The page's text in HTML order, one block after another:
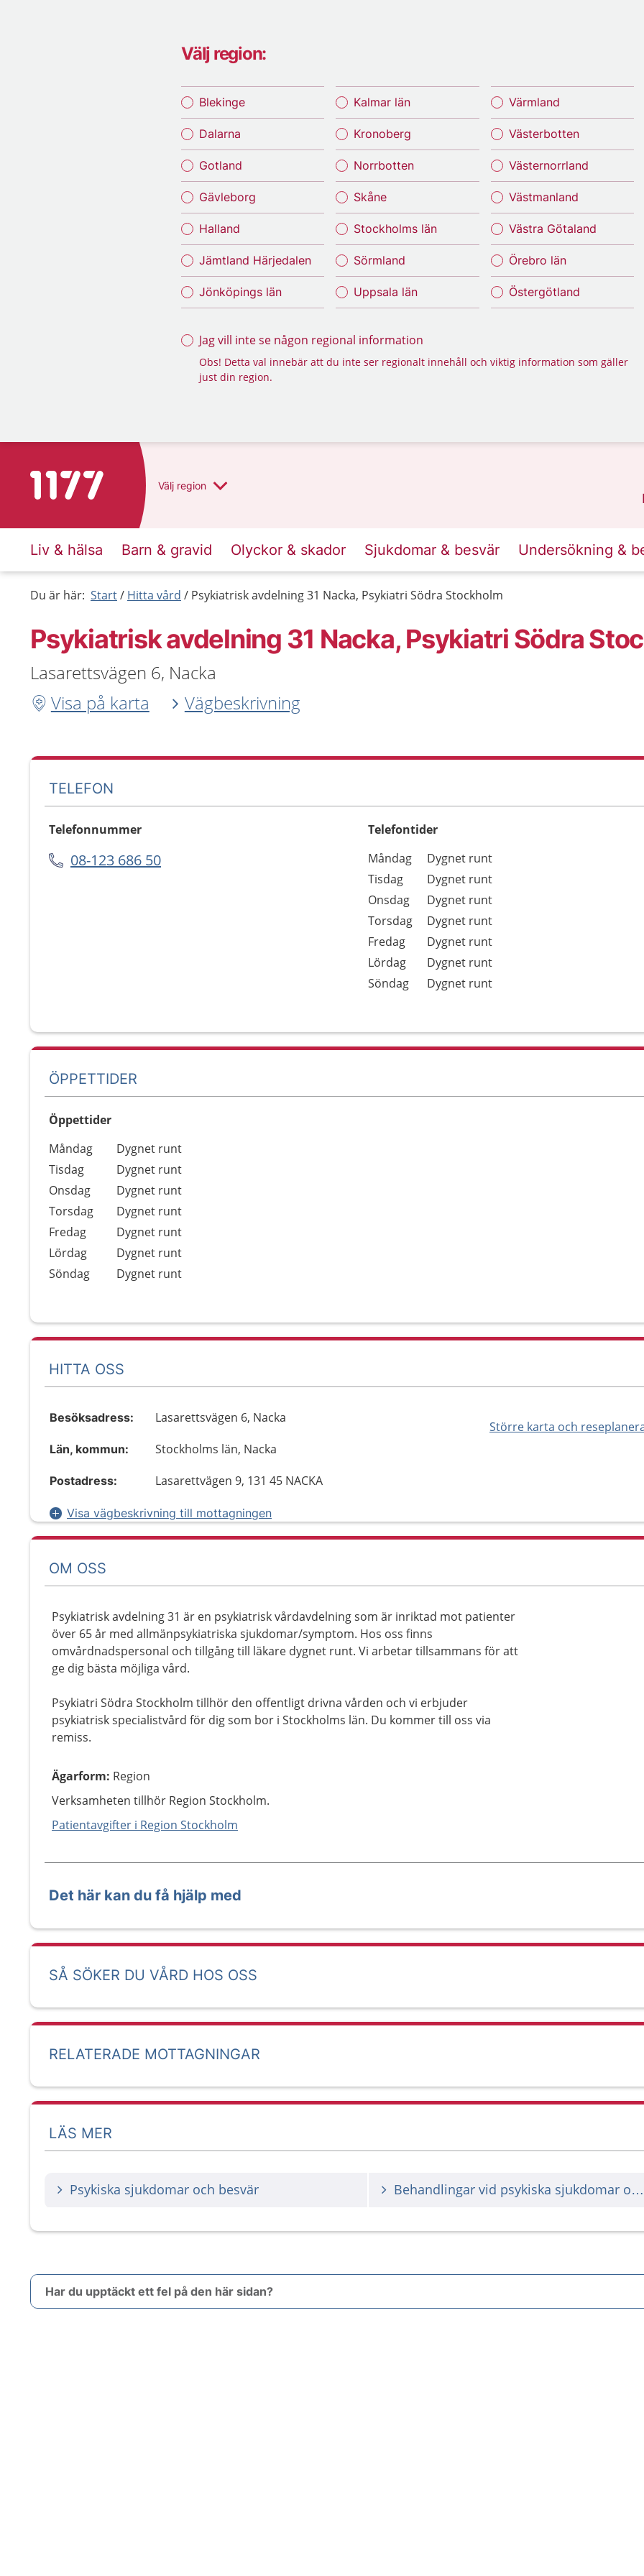
Välj region:
Blekinge
Dalarna
Gotland
Gävleborg
Halland
Jämtland Härjedalen
Jönköpings län
Kalmar län
Kronoberg
Norrbotten
Skåne
Stockholms län
Sörmland
Uppsala län
Värmland
Västerbotten
Västernorrland
Västmanland
Västra Götaland
Örebro län
Östergötland
Jag vill inte se någon regional information
Obs! Detta val innebär att du inte ser regionalt innehåll och viktig information som gäller
just din region.
Till startsidan för 1177 Välj region
Liv & hälsa Barn & gravid Olyckor & skador Sjukdomar & besvär Undersökning &
Du är här: Start Hitta vård Psykiatrisk avdelning 31 Nacka, Psykiatri Södra Stockholm
Psykiatrisk avdelning 31 Nacka, Psykiatri Södra
Lasarettsvägen 6, Nacka
Visa på karta
Vägbeskrivning
TELEFON
Telefonnummer
08-123 686 50
Telefontider
Dag
Öppettider
Kommentarer
Måndag
Dygnet runt
Tisdag
Dygnet runt
Onsdag
Dygnet runt
Torsdag
Dygnet runt
Fredag
Dygnet runt
Lördag
Dygnet runt
Söndag
Dygnet runt
ÖPPETTIDER
Öppettider
Dag
Öppettider
Kommentarer
Måndag
Dygnet runt
Tisdag
Dygnet runt
Onsdag
Dygnet runt
Torsdag
Dygnet runt
Fredag
Dygnet runt
Lördag
Dygnet runt
Söndag
Dygnet runt
HITTA OSS
Större karta och
Besöksadress: Lasarettsvägen 6, Nacka
Län, kommun: Stockholms län, Nacka
Postadress: Lasarettvägen 9, 131 45 NACKA
Visa vägbeskrivning till mottagningen
OM OSS
Psykiatrisk avdelning 31 är en psykiatrisk vårdavdelning som är inriktad mot patienter
över 65 år med allmänpsykiatriska sjukdomar/symptom. Hos oss finns
omvårdnadspersonal och tillgång till läkare dygnet runt. Vi arbetar tillsammans för att
ge dig bästa möjliga vård.
Psykiatri Södra Stockholm tillhör den offentligt drivna vården och vi erbjuder
psykiatrisk specialistvård för dig som bor i Stockholms län. Du kommer till oss via
remiss.
Ägarform: Region
Verksamheten tillhör Region Stockholm.
Patientavgifter i Region Stockholm
Det här kan du få hjälp med
SÅ SÖKER DU VÅRD HOS OSS
RELATERADE MOTTAGNINGAR
LÄS MER
Psykiska sjukdomar och besvär Behandlingar vid psykiska sjukdomar och besvär
Har du upptäckt ett fel på den här sidan?